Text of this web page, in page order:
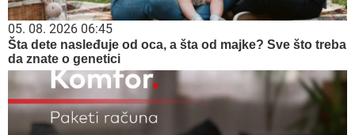
05. 08. 2026 06:45
Šta dete nasleđuje od oca, a šta od majke? Sve što treba
da znate o genetici